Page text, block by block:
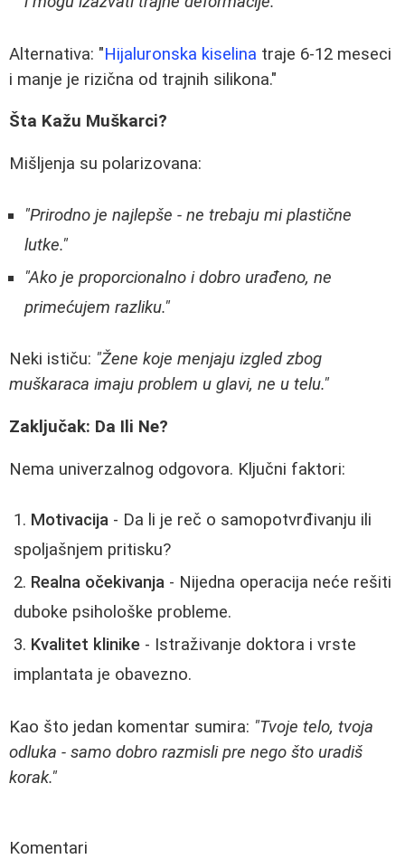
Alternativa: "Hijaluronska kiselina traje 6-12 meseci
i manje je rizična od trajnih silikona."
Šta Kažu Muškarci?
Mišljenja su polarizovana:
"Prirodno je najlepše - ne trebaju mi plastične
lutke."
"Ako je proporcionalno i dobro urađeno, ne
primećujem razliku."
Neki ističu: "Žene koje menjaju izgled zbog
muškaraca imaju problem u glavi, ne u telu."
Zaključak: Da Ili Ne?
Nema univerzalnog odgovora. Ključni faktori:
Motivacija - Da li je reč o samopotvrđivanju ili
spoljašnjem pritisku?
Realna očekivanja - Nijedna operacija neće rešiti
duboke psihološke probleme.
Kvalitet klinike - Istraživanje doktora i vrste
implantata je obavezno.
Kao što jedan komentar sumira: "Tvoje telo, tvoja
odluka - samo dobro razmisli pre nego što uradiš
korak."
Komentari